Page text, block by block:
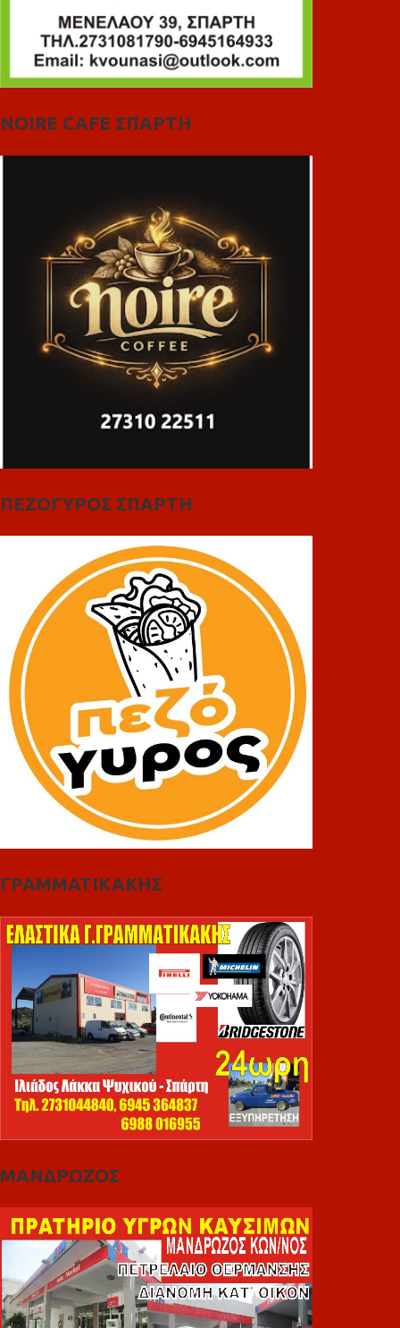
NOIRE CAFE ΣΠΑΡΤΗ
ΠΕΖΟΓΥΡΟΣ ΣΠΑΡΤΗ
ΓΡΑΜΜΑΤΙΚΑΚΗΣ
ΜΑΝΔΡΩΖΟΣ